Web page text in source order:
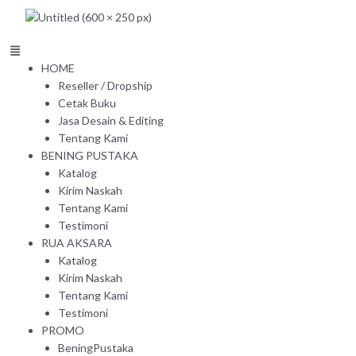
content
Menu
HOME
Reseller / Dropship
Cetak Buku
Jasa Desain & Editing
Tentang Kami
BENING PUSTAKA
Katalog
Kirim Naskah
Tentang Kami
Testimoni
RUA AKSARA
Katalog
Kirim Naskah
Tentang Kami
Testimoni
PROMO
BeningPustaka